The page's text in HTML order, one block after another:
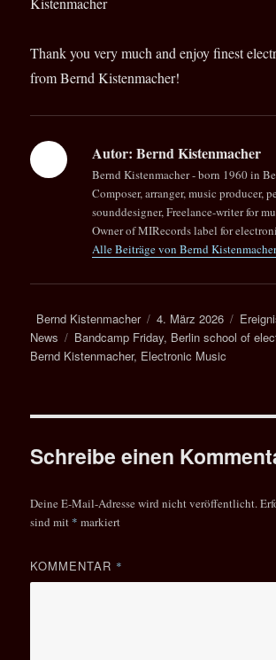
Thank you very much and enjoy finest
from Bernd Kistenmacher!
Autor: Bernd Kistenmacher
Bernd Kistenmacher - born 1960 in
Composer, arranger, music producer,
sounddesigner, Freelance-writer for
Owner of MIRecords label for
Alle Beiträge von Bernd
Autor
Bernd Kistenmacher
Veröffentlicht
am
4. März 2026
News
Schlagwörter
Bandcamp Friday, Berlin school of
Bernd Kistenmacher, Electronic Music
Schreibe einen
Deine E-Mail-Adresse wird nicht veröffentlicht.
sind mit * markiert
KOMMENTAR *